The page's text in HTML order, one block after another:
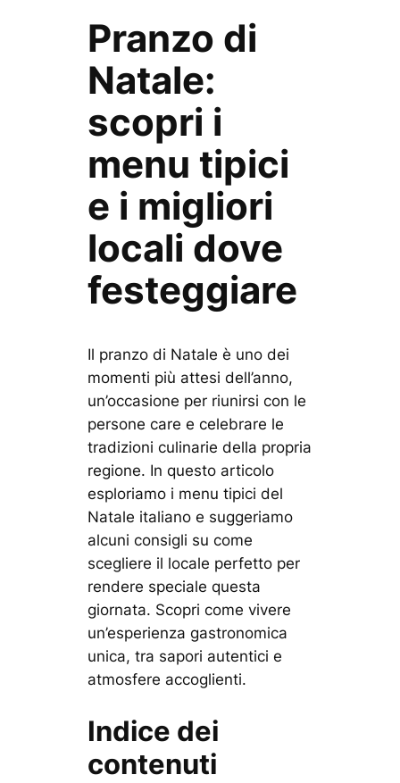
Pranzo di
Natale:
scopri i
menu tipici
e i migliori
locali dove
festeggiare
Il pranzo di Natale è uno dei
momenti più attesi dell’anno,
un’occasione per riunirsi con le
persone care e celebrare le
tradizioni culinarie della propria
regione. In questo articolo
esploriamo i menu tipici del
Natale italiano e suggeriamo
alcuni consigli su come
scegliere il locale perfetto per
rendere speciale questa
giornata. Scopri come vivere
un’esperienza gastronomica
unica, tra sapori autentici e
atmosfere accoglienti.
Indice dei
contenuti